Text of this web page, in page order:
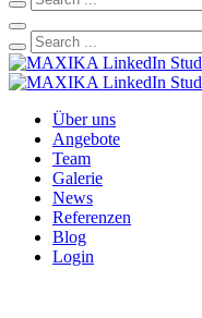
Über uns
Angebote
Team
Galerie
News
Referenzen
Blog
Login